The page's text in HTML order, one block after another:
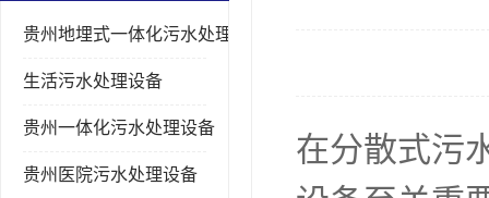
贵州地埋式一体化污水处理设备
生活污水处理设备
贵州一体化污水处理设备
贵州医院污水处理设备
在分散式污